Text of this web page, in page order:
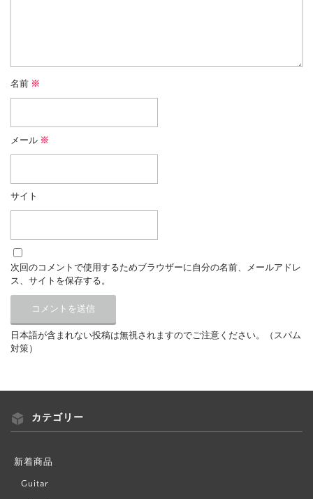
名前 ※
メール ※
サイト
次回のコメントで使用するためブラウザーに自分の名前、メールアドレ
ス、サイトを保存する。
日本語が含まれない投稿は無視されますのでご注意ください。（スパム
対策）
カテゴリー
新着商品
Guitar